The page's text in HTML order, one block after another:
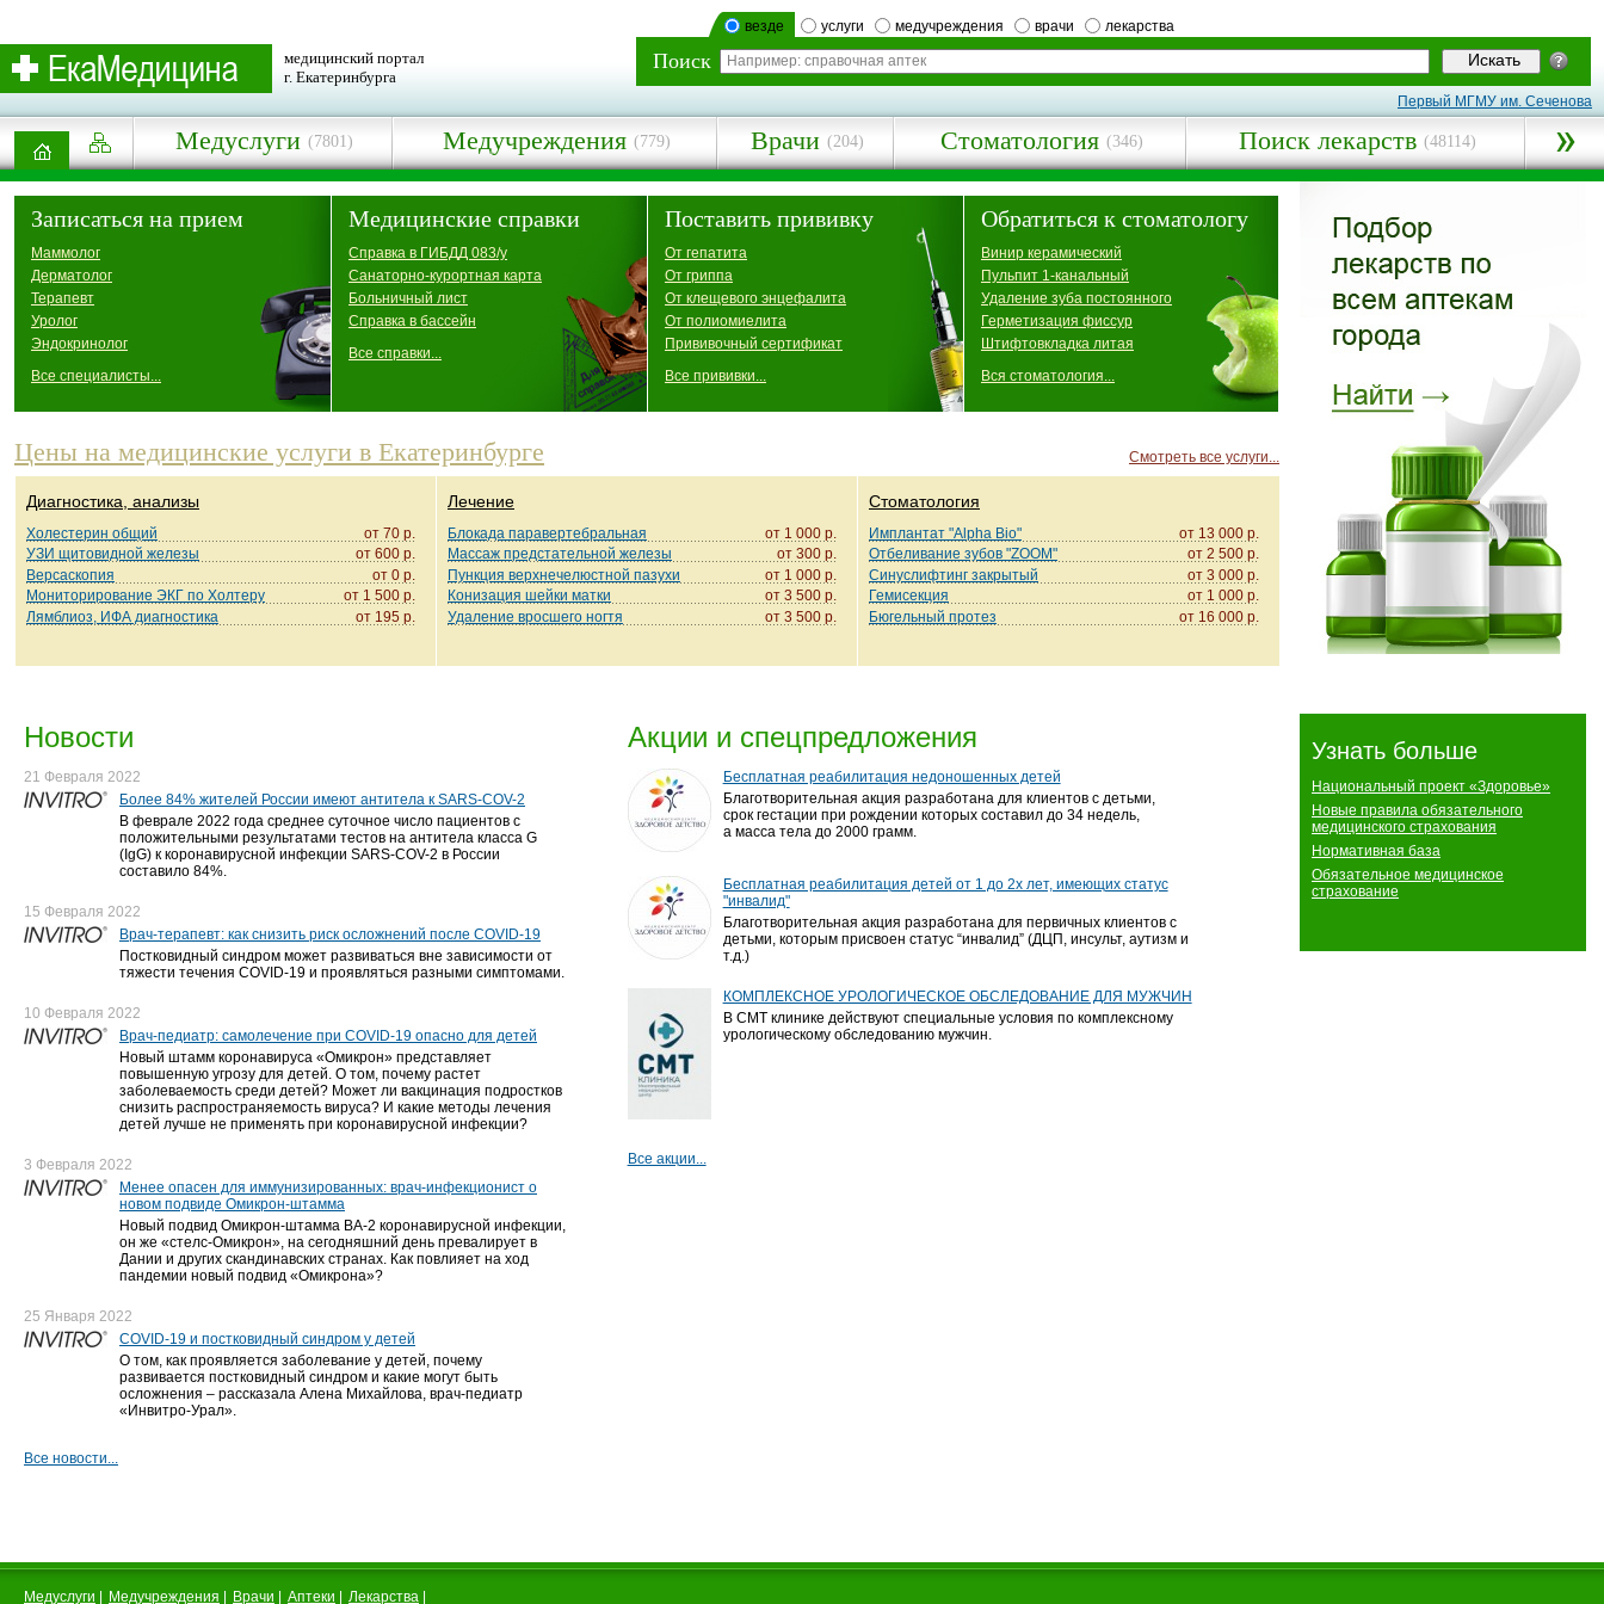
везде услуги медучреждения врачи лекарства
Поиск
медицинский портал
г. Екатеринбурга
Первый МГМУ им. Сеченова
Медуслуги (7801) Медучреждения (779) Врачи (204) Стоматология (346) Поиск лекарств (48114)
Записаться на прием
Маммолог
Дерматолог
Терапевт
Уролог
Эндокринолог
Все специалисты...
Медицинские справки
Справка в ГИБДД 083/у
Санаторно-курортная карта
Больничный лист
Справка в бассейн
Все справки...
Поставить прививку
От гепатита
От гриппа
От клещевого энцефалита
От полиомиелита
Прививочный сертификат
Все прививки...
Обратиться к стоматологу
Винир керамический
Пульпит 1-канальный
Удаление зуба постоянного
Герметизация фиссур
Штифтовкладка литая
Вся стоматология...
Смотреть все услуги...
Цены на медицинские услуги в Екатеринбурге
Диагностика, анализы
от 70 р.
Холестерин общий
от 600 р.
УЗИ щитовидной железы
от 0 р.
Версаскопия
от 1 500 р.
Мониторирование ЭКГ по Холтеру
от 195 р.
Лямблиоз, ИФА диагностика
Лечение
от 1 000 р.
Блокада паравертебральная
от 300 р.
Массаж предстательной железы
от 1 000 р.
Пункция верхнечелюстной пазухи
от 3 500 р.
Конизация шейки матки
от 3 500 р.
Удаление вросшего ногтя
Стоматология
от 13 000 р.
Имплантат "Alpha Bio"
от 2 500 р.
Отбеливание зубов "ZOOM"
от 3 000 р.
Синуслифтинг закрытый
от 1 000 р.
Гемисекция
от 16 000 р.
Бюгельный протез
Узнать больше
Национальный проект «Здоровье»
Новые правила обязательного
медицинского страхования
Нормативная база
Обязательное медицинское
страхование
Новости
21 Февраля 2022
Более 84% жителей России имеют антитела к SARS-COV-2
В феврале 2022 года среднее суточное число пациентов с
положительными результатами тестов на антитела класса G
(IgG) к коронавирусной инфекции SARS-COV-2 в России
составило 84%.
15 Февраля 2022
Врач-терапевт: как снизить риск осложнений после COVID-19
Постковидный синдром может развиваться вне зависимости от
тяжести течения COVID-19 и проявляться разными симптомами.
10 Февраля 2022
Врач-педиатр: самолечение при COVID-19 опасно для детей
Новый штамм коронавируса «Омикрон» представляет
повышенную угрозу для детей. О том, почему растет
заболеваемость среди детей? Может ли вакцинация подростков
снизить распространяемость вируса? И какие методы лечения
детей лучше не применять при коронавирусной инфекции?
3 Февраля 2022
Менее опасен для иммунизированных: врач-инфекционист о
новом подвиде Омикрон-штамма
Новый подвид Омикрон-штамма BA-2 коронавирусной инфекции,
он же «стелс-Омикрон», на сегодняшний день превалирует в
Дании и других скандинавских странах. Как повлияет на ход
пандемии новый подвид «Омикрона»?
25 Января 2022
COVID-19 и постковидный синдром у детей
О том, как проявляется заболевание у детей, почему
развивается постковидный синдром и какие могут быть
осложнения – рассказала Алена Михайлова, врач-педиатр
«Инвитро-Урал».
Все новости...
Акции и спецпредложения
Бесплатная реабилитация недоношенных детей
Благотворительная акция разработана для клиентов с детьми,
срок гестации при рождении которых составил до 34 недель,
а масса тела до 2000 грамм.
Бесплатная реабилитация детей от 1 до 2х лет, имеющих статус
"инвалид"
Благотворительная акция разработана для первичных клиентов с
детьми, которым присвоен статус “инвалид” (ДЦП, инсульт, аутизм и
т.д.)
КОМПЛЕКСНОЕ УРОЛОГИЧЕСКОЕ ОБСЛЕДОВАНИЕ ДЛЯ МУЖЧИН
В СМТ клинике действуют специальные условия по комплексному
урологическому обследованию мужчин.
Все акции...
Медуслуги Медучреждения Врачи Аптеки Лекарства